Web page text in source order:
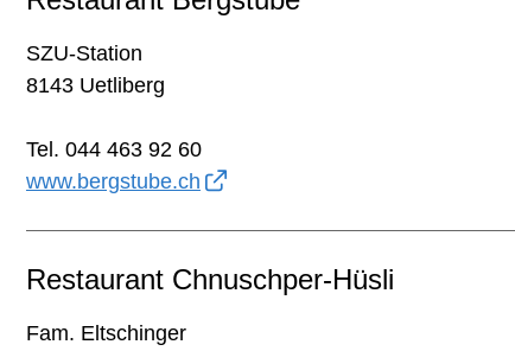
SZU-Station
8143 Uetliberg
Tel. 044 463 92 60
www.bergstube.ch
Restaurant Chnuschper-Hüsli
Fam. Eltschinger